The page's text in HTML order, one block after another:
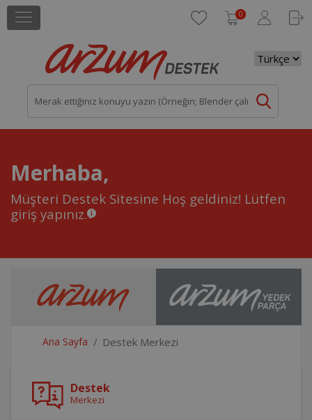
0
Merhaba,
Müşteri Destek Sitesine Hoş geldiniz! Lütfen
giriş yapınız.
Ana Sayfa Destek Merkezi
Destek
Merkezi